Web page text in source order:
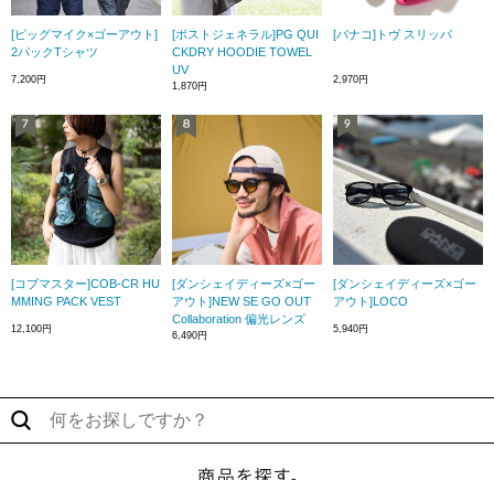
[ビッグマイク×ゴーアウト]
2パックTシャツ
7,200円
[ポストジェネラル]PG QUI
CKDRY HOODIE TOWEL
UV
1,870円
[バナコ]トヴ スリッパ
2,970円
[コブマスター]COB-CR HU
MMING PACK VEST
12,100円
[ダンシェイディーズ×ゴー
アウト]NEW SE GO OUT
Collaboration 偏光レンズ
6,490円
[ダンシェイディーズ×ゴー
アウト]LOCO
5,940円